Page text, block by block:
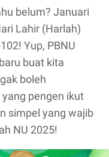
belum? Januari
Lahir (Harlah)
Yup, PBNU
buat kita
boleh
pengen ikut
simpel yang wajib
NU 2025!